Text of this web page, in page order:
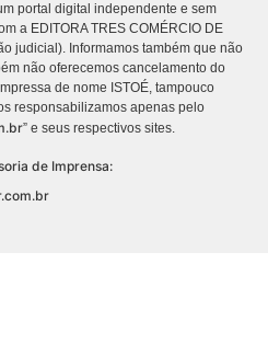
portal digital independente e sem
a EDITORA TRES COMÉRCIO DE
judicial). Informamos também que não
não oferecemos cancelamento do
de nome ISTOÉ, tampouco
responsabilizamos apenas pelo
” e seus respectivos sites.
de Imprensa: